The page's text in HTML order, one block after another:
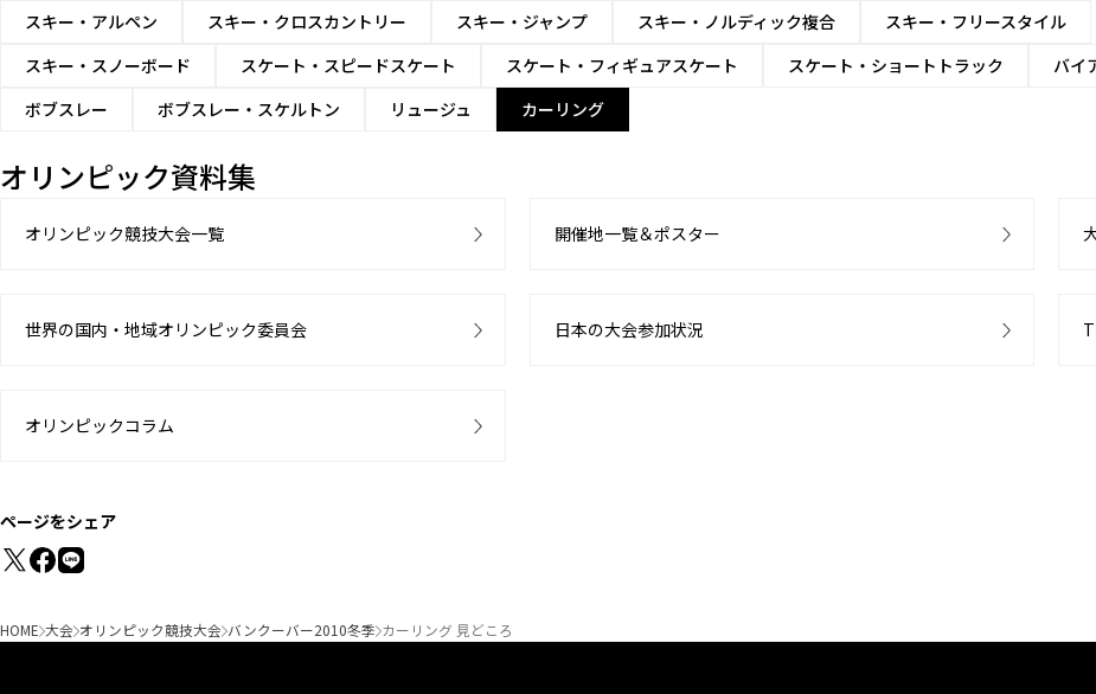
スキー・アルペン スキー・クロスカントリー スキー・ジャンプ スキー・ノルディック複合
スキー・フリースタイル
スキー・スノーボード
スケート・スピードスケート スケート・フィギュアスケート スケート・ショートトラック
バイ
ボブスレー
ボブスレー・スケルトン リュージュ カーリング
オリンピック資料集
オリンピック競技大会一覧 開催地一覧＆ポスター
世界の国内・地域オリンピック委員会 日本の大会参加状況
オリンピックコラム
ページをシェア
HOME 大会 オリンピック競技大会 バンクーバー2010冬季 カーリング 見どころ